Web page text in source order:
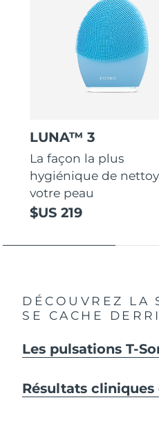
LUNA™ 3
La façon la plus
hygiénique de
votre peau
$US 219
DÉCOUVREZ LA
SE CACHE
Les pulsations T-
Résultats